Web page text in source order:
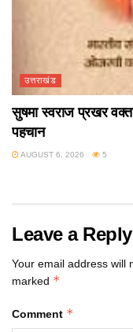
उत्तराखंड
सुषमा स्वराज प्रखर
पहचान
AUGUST 6, 2026 5
Leave a Reply
Your email address will
marked *
Comment *